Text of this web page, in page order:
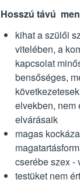
Hosszú távú
kihat a szülői
vitelében, a
kapcsolat
bensőséges,
elvekben, nem
elvárásaik
magas
cserébe szex -
testüket nem